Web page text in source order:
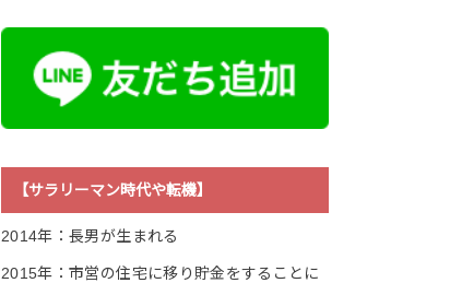
【サラリーマン時代や転機】
2014年：長男が生まれる
2015年：市営の住宅に移り貯金をすることに